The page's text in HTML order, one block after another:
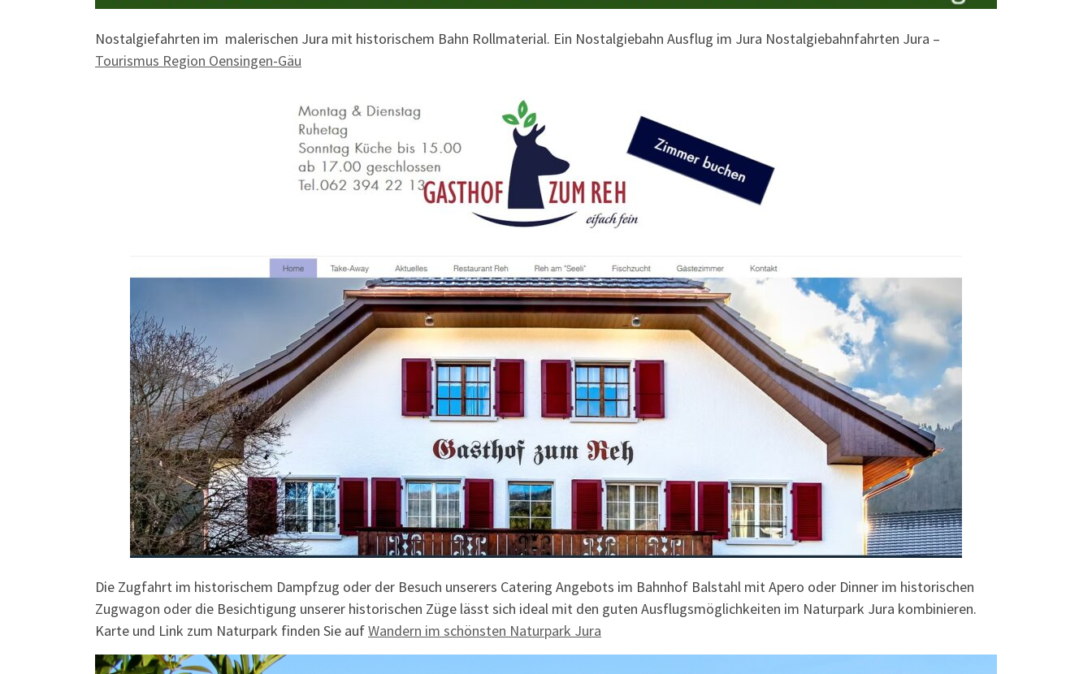
Nostalgiefahrten im malerischen Jura mit historischem Bahn Rollmaterial. Ein Nostalgiebahn Ausflug im Jura Nostalgiebahnfahrten Jura –
Tourismus Region Oensingen-Gäu
Die Zugfahrt im historischem Dampfzug oder der Besuch unserers Catering Angebots im Bahnhof Balstahl mit Apero oder Dinner im historischen
Zugwagon oder die Besichtigung unserer historischen Züge lässt sich ideal mit den guten Ausflugsmöglichkeiten im Naturpark Jura kombinieren.
Karte und Link zum Naturpark finden Sie aufWandern im schönsten Naturpark Jura